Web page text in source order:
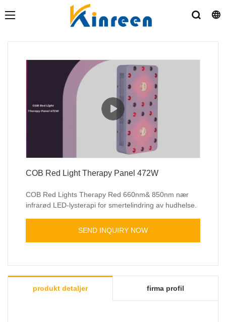
COB Red Light Therapy Panel 472W
COB Red Lights Therapy Red 660nm& 850nm nær
infrarød LED-lysterapi for smertelindring av hudhelse.
SEND INQUIRY NOW
produkt detaljer firma profil